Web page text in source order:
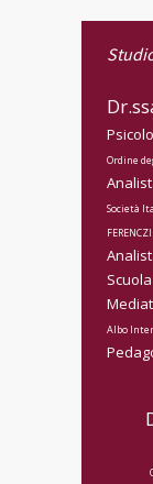
Ordine
Società
FERENCZI
Albo